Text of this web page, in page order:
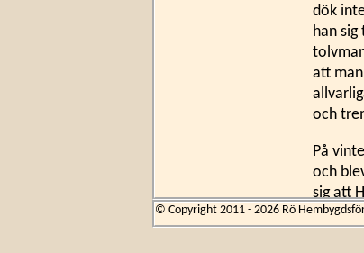
dök
han
att
och
På
och
sig att
någon
© Copyright 2011 - 2026 Rö